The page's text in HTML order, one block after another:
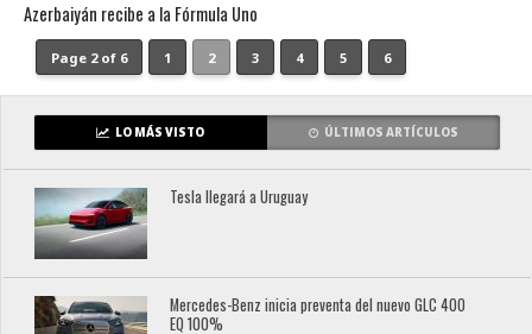
Azerbaiyán recibe a la Fórmula Uno
Page 2 of 6 1 2 3 4 5 6
LO MÁS VISTO ÚLTIMOS ARTÍCULOS
Tesla llegará a Uruguay
Mercedes-Benz inicia preventa del nuevo GLC 400
EQ 100%